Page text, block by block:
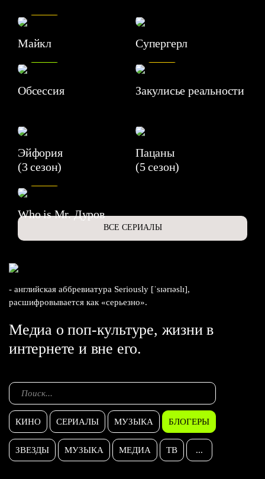
Майкл Супергерл
Обсессия
7.1
Закулисье реальности
Эйфория
(3 сезон)
Пацаны
(5 сезон)
6.3
Who is Mr. Дуров
ВСЕ СЕРИАЛЫ
- английская аббревиатура Seriously [ˈsɪərɪəslɪ],
расшифровывается как «серьезно».
Медиа о поп-культуре, жизни в
интернете и вне его.
КИНО СЕРИАЛЫ МУЗЫКА БЛОГЕРЫ
ЗВЕЗДЫ МУЗЫКА МЕДИА ТВ ...